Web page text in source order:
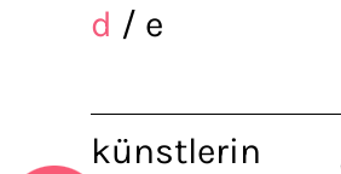
d / e
künstlerin